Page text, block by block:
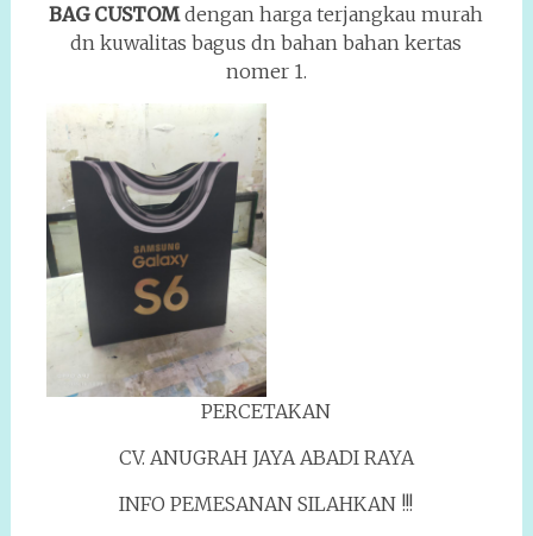
BAG CUSTOMdengan harga terjangkau murah
dn kuwalitas bagus dn bahan bahan kertas
nomer 1.
PERCETAKAN
CV. ANUGRAH JAYA ABADI RAYA
INFO PEMESANAN SILAHKAN !!!